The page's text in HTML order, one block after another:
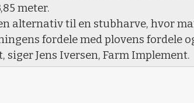
meter.
alternativ til en stubharve, hvor
fordele med plovens fordele
siger Jens Iversen, Farm Implement.